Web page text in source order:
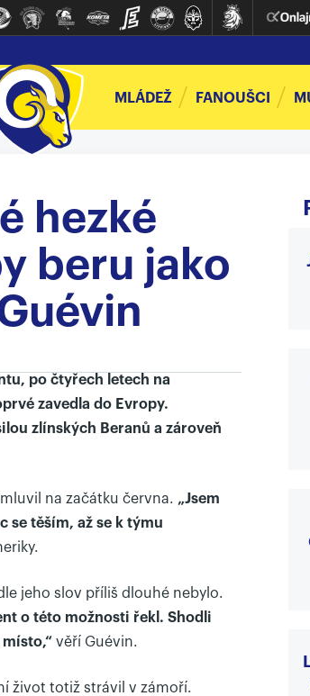
MLÁDEŽ FANOUŠCI
hezké
beru jako
po čtyřech letech na
zavedla do Evropy.
zlínských Beranů a zároveň
na začátku června. „Jsem
se těším, až se k týmu
jeho slov příliš dlouhé nebylo.
o této možnosti řekl. Shodli
věří Guévin.
život totiž strávil v zámoří.